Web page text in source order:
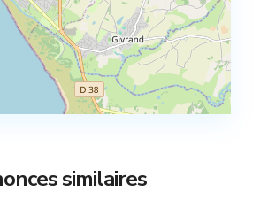
similaires